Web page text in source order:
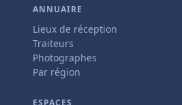
ANNUAIRE
Lieux de réception
Traiteurs
Photographes
Par région
ESPACES